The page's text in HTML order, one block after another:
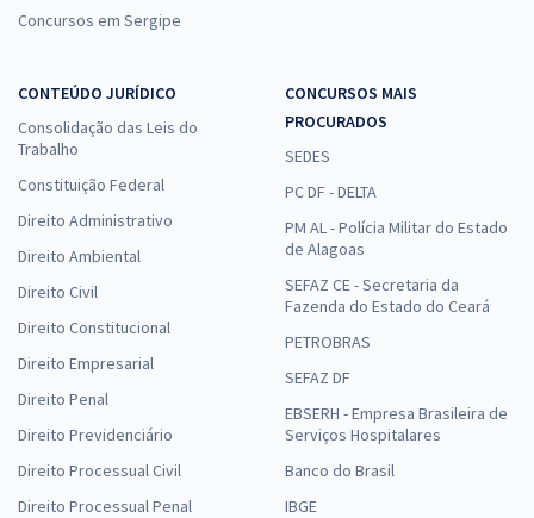
Concursos em Sergipe
CONTEÚDO JURÍDICO
Consolidação das Leis do
Trabalho
Constituição Federal
Direito Administrativo
Direito Ambiental
Direito Civil
Direito Constitucional
Direito Empresarial
Direito Penal
Direito Previdenciário
Direito Processual Civil
Direito Processual Penal
CONCURSOS MAIS
PROCURADOS
SEDES
PC DF - DELTA
PM AL - Polícia Militar do Estado
de Alagoas
SEFAZ CE - Secretaria da
Fazenda do Estado do Ceará
PETROBRAS
SEFAZ DF
EBSERH - Empresa Brasileira de
Serviços Hospitalares
Banco do Brasil
IBGE